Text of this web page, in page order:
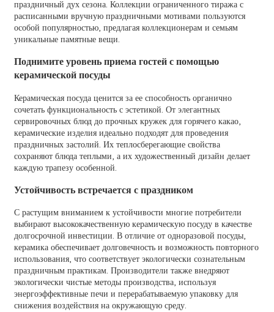
праздничный дух сезона. Коллекции ограниченного тиража с
расписанными вручную праздничными мотивами пользуются
особой популярностью, предлагая коллекционерам и семьям
уникальные памятные вещи.
Поднимите уровень приема гостей с помощью
керамической посуды
Керамическая посуда ценится за ее способность органично
сочетать функциональность с эстетикой. От элегантных
сервировочных блюд до прочных кружек для горячего какао,
керамические изделия идеально подходят для проведения
праздничных застолий. Их теплосберегающие свойства
сохраняют блюда теплыми, а их художественный дизайн делает
каждую трапезу особенной.
Устойчивость встречается с праздником
С растущим вниманием к устойчивости многие потребители
выбирают высококачественную керамическую посуду в качестве
долгосрочной инвестиции. В отличие от одноразовой посуды,
керамика обеспечивает долговечность и возможность повторного
использования, что соответствует экологически сознательным
праздничным практикам. Производители также внедряют
экологически чистые методы производства, используя
энергоэффективные печи и перерабатываемую упаковку для
снижения воздействия на окружающую среду.